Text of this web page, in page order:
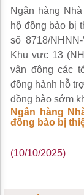
Ngân hàng
đồng bào bị
Ngân hàng
hộ đồng bào bị
số 8718/
Khu vực 13
vận động các
đồng hành hỗ
đồng bào sớm
(10/10/2025)